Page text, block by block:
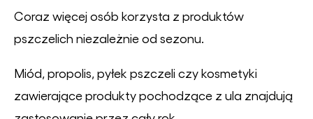
Coraz więcej osób korzysta z produktów
pszczelich niezależnie od sezonu.
Miód, propolis, pyłek pszczeli czy kosmetyki
zawierające produkty pochodzące z ula znajdują